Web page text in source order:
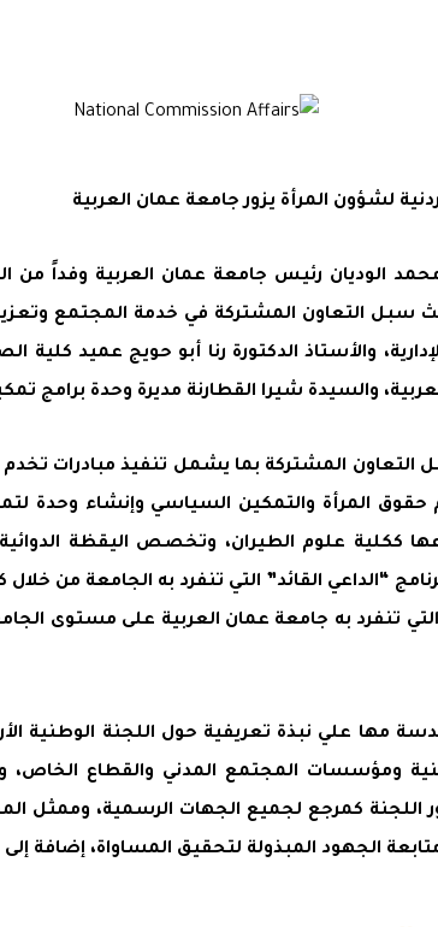
لشؤون المرأة يزور جامعة عمان العربية
الوديان رئيس جامعة عمان العربية وفداً من
سبل التعاون المشتركة في خدمة المجتمع
والأستاذ الدكتورة رنا أبو حويج عميد كلية
والسيدة شيرا القطارنة مديرة وحدة برامج
التعاون المشتركة بما يشمل تنفيذ مبادرات
حقوق المرأة والتمكين السياسي وإنشاء وحدة
ككلية علوم الطيران، وتخصص اليقظة
“الداعي القائد” التي تنفرد به الجامعة
تنفرد به جامعة عمان العربية على مستوى
ومؤسسات المجتمع المدني والقطاع الخاص،
اللجنة كمرجع لجميع الجهات الرسمية، وممثل
الجهود المبذولة لتحقيق المساواة، إضافة